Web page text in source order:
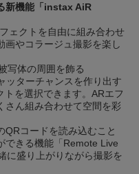
新機能「instax AiR
ェクトを自由に組み合わせ
画やコラージュ撮影を楽し
写体の周囲を飾る
ッターチャンスを作り出す
トを選択できます。ARエフ
さん組み合わせて空間を彩
QRコードを読み込むこと
できる機能「Remote Live
に盛り上がりながら撮影を